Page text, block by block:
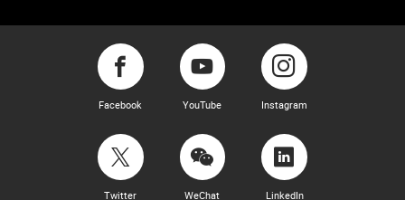
Facebook YouTube Instagram
Twitter WeChat LinkedIn